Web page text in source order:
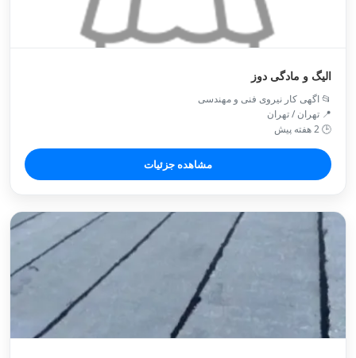
الیگ و مادگی دوز
📂 اگهی کار نیروی فنی و مهندسی
📍 تهران / تهران
🕒 2 هفته پیش
مشاهده جزئیات